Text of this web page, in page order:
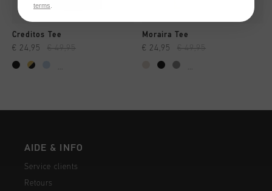
Creditos Tee
€ 24,95 € 49,95
...
Moraira Tee
€ 24,95 € 49,95
...
AIDE & INFO
Service clients
Retours
terms